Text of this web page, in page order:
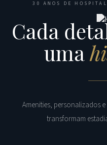
30 ANOS DE
Cada
uma
Amenities, personalizados
transformam